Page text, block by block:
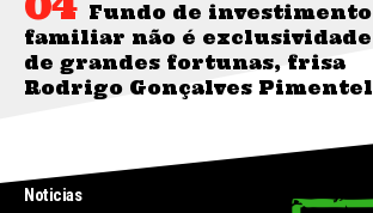
Fundo de investimento
familiar não é exclusividade
de grandes fortunas, frisa
Rodrigo Gonçalves Pimentel
Noticias